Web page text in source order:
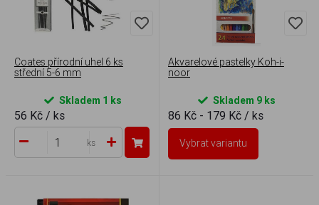
Coates přírodní uhel 6 ks
střední 5-6 mm
Skladem 1 ks
56 Kč / ks
ks
Akvarelové pastelky Koh-i-
noor
Skladem 9 ks
86 Kč - 179 Kč / ks
Vybrat variantu